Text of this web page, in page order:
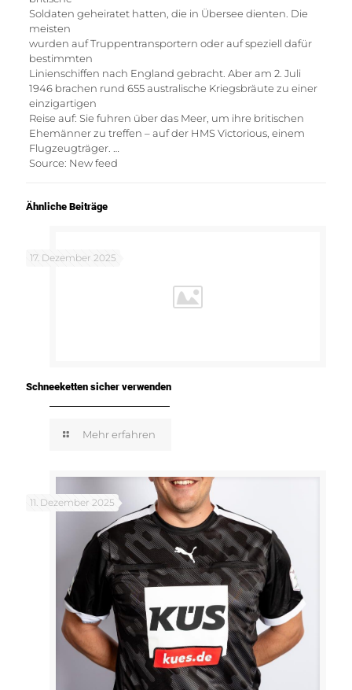
Soldaten geheiratet hatten, die in Übersee dienten. Die
meisten
wurden auf Truppentransportern oder auf speziell dafür
bestimmten
Linienschiffen nach England gebracht. Aber am 2. Juli
1946 brachen rund 655 australische Kriegsbräute zu einer
einzigartigen
Reise auf: Sie fuhren über das Meer, um ihre britischen
Ehemänner zu treffen – auf der HMS Victorious, einem
Flugzeugträger. …
Source: New feed
Ähnliche Beiträge
17. Dezember 2025
Schneeketten sicher verwenden
Mehr erfahren
11. Dezember 2025